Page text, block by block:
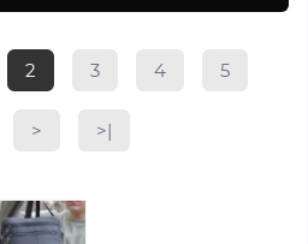
2 3 4 5
> >|